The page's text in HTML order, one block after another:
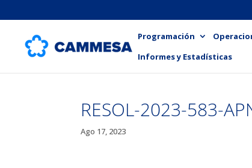
Programación
Informes y Estadísticas
RESOL-2023-583-
Ago 17, 2023